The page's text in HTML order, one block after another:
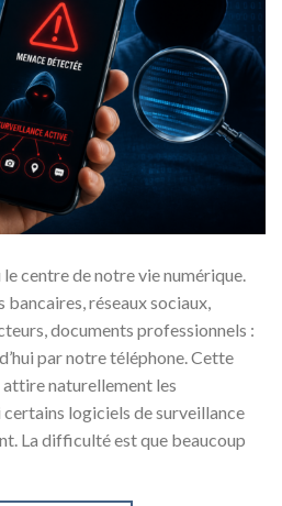
centre de notre vie numérique.
réseaux sociaux,
documents professionnels :
par notre téléphone. Cette
naturellement les
logiciels de surveillance
La difficulté est que beaucoup